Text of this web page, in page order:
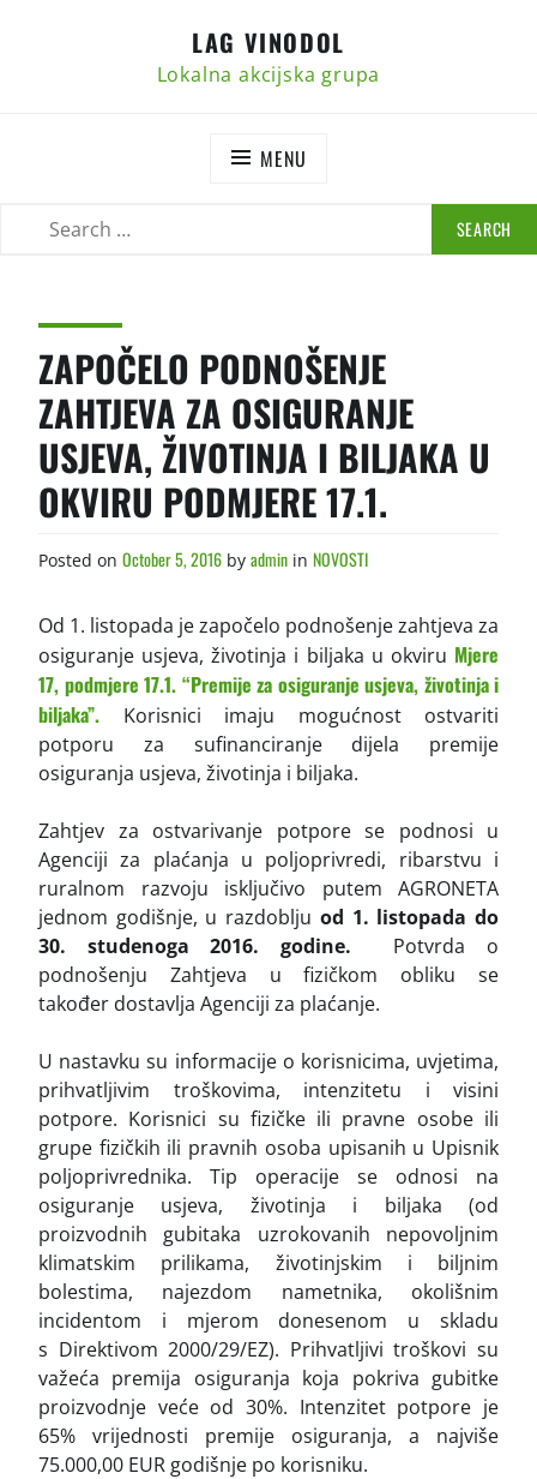
LAG VINODOL
Lokalna akcijska grupa
MENU
ZAPOČELO PODNOŠENJE
ZAHTJEVA ZA OSIGURANJE
USJEVA, ŽIVOTINJA I BILJAKA U
OKVIRU PODMJERE 17.1.
Posted on October 5, 2016 by admin in NOVOSTI
Od 1. listopada je započelo podnošenje zahtjeva za
osiguranje usjeva, životinja i biljaka u okviru Mjere
17, podmjere 17.1. “Premije za osiguranje usjeva, životinja i
biljaka”. Korisnici imaju mogućnost ostvariti
potporu za sufinanciranje dijela premije
osiguranja usjeva, životinja i biljaka.
Zahtjev za ostvarivanje potpore se podnosi u
Agenciji za plaćanja u poljoprivredi, ribarstvu i
ruralnom razvoju isključivo putem AGRONETA
jednom godišnje, u razdoblju od 1. listopada do
30. studenoga 2016. godine. Potvrda o
podnošenju Zahtjeva u fizičkom obliku se
također dostavlja Agenciji za plaćanje.
U nastavku su informacije o korisnicima, uvjetima,
prihvatljivim troškovima, intenzitetu i visini
potpore. Korisnici su fizičke ili pravne osobe ili
grupe fizičkih ili pravnih osoba upisanih u Upisnik
poljoprivrednika. Tip operacije se odnosi na
osiguranje usjeva, životinja i biljaka (od
proizvodnih gubitaka uzrokovanih nepovoljnim
klimatskim prilikama, životinjskim i biljnim
bolestima, najezdom nametnika, okolišnim
incidentom i mjerom donesenom u skladu
s Direktivom 2000/29/EZ). Prihvatljivi troškovi su
važeća premija osiguranja koja pokriva gubitke
proizvodnje veće od 30%. Intenzitet potpore je
65% vrijednosti premije osiguranja, a najviše
75.000,00 EUR godišnje po korisniku.